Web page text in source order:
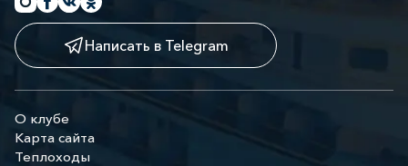
Написать в Telegram
О клубе
Карта сайта
Теплоходы